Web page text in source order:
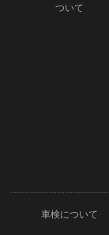
ついて
車検について